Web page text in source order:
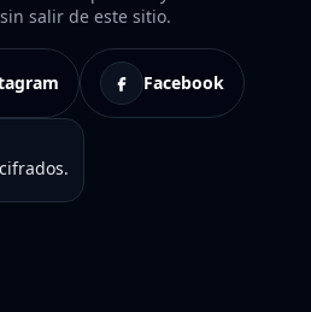
salir de este sitio.
Facebook